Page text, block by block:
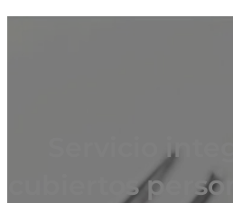
Servicio
cubiertos